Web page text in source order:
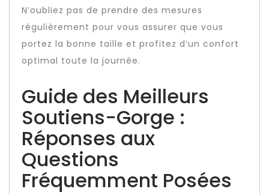
N’oubliez pas de prendre des mesures
régulièrement pour vous assurer que vous
portez la bonne taille et profitez d’un confort
optimal toute la journée.
Guide des Meilleurs
Soutiens-Gorge :
Réponses aux
Questions
Fréquemment Posées